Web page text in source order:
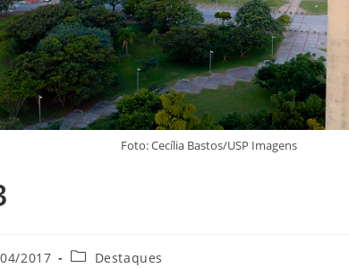
Foto: Cecília Bastos/USP Imagens
2017 Destaques